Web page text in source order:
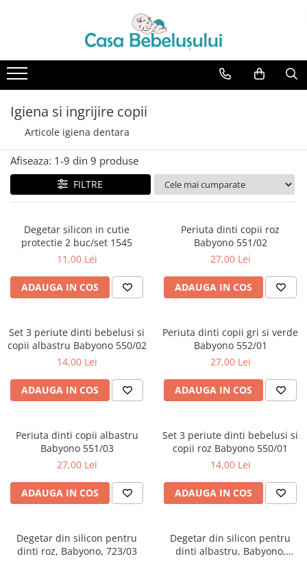
Toate Produsele
Accesorii carucioare copii
Accesorii carucioare
Genti
Aparate de sanatate si ingrijire
copii
Cantare bebelusi si copii
Termometre copii
Accesorii ingrijire copii
Bureti baie cadita
Cadite 92 cm
Covorase baie
Inaltatoare antiderapante
Olite antiderapante simple
Olite simple
Olite tip scaunel muzicale
Olite tip scaunel simple
Reductoare antiderapante
Seturi cadite 86 cm
Igiena si ingrijire copii
Articole igiena dentara
Afiseaza: 1-9 din 9 produse
FILTRE
Degetar silicon in cutie
protectie 2 buc/set 1545
11,00 Lei
ADAUGA IN COS
Periuta dinti copii roz
Babyono 551/02
27,00 Lei
ADAUGA IN COS
Set 3 periute dinti bebelusi si
copii albastru Babyono 550/02
14,00 Lei
ADAUGA IN COS
Periuta dinti copii gri si verde
Babyono 552/01
27,00 Lei
ADAUGA IN COS
Periuta dinti copii albastru
Babyono 551/03
27,00 Lei
ADAUGA IN COS
Set 3 periute dinti bebelusi si
copii roz Babyono 550/01
14,00 Lei
ADAUGA IN COS
Degetar din silicon pentru
dinti roz, Babyono, 723/03
Degetar din silicon pentru
dinti albastru, Babyono,